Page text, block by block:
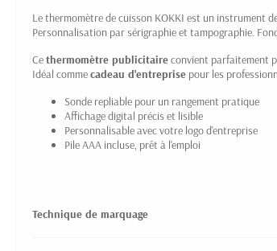
Le thermomètre de cuisson KOKKI est un instrument
Personnalisation par sérigraphie et tampographie.
Cethermomètre publicitaireconvient parfaitement
Idéal commecadeau d'entreprise pour les
Sonde repliable pour un rangement pratique
Affichage digital précis et lisible
Personnalisable avec votre logo d'entreprise
Pile AAA incluse, prêt à l'emploi
Technique de marquage